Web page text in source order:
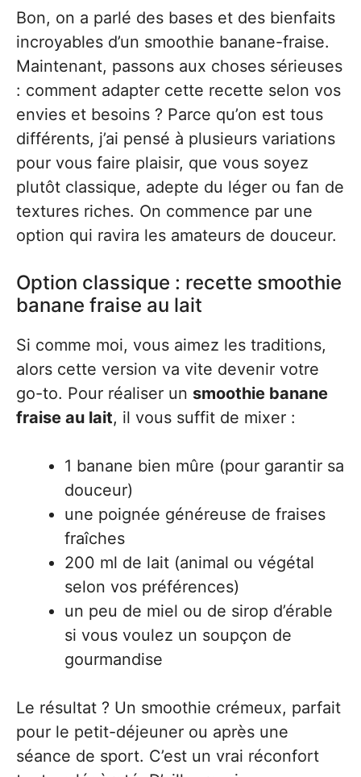
Bon, on a parlé des bases et des bienfaits
incroyables d’un smoothie banane-fraise.
Maintenant, passons aux choses sérieuses
: comment adapter cette recette selon vos
envies et besoins ? Parce qu’on est tous
différents, j’ai pensé à plusieurs variations
pour vous faire plaisir, que vous soyez
plutôt classique, adepte du léger ou fan de
textures riches. On commence par une
option qui ravira les amateurs de douceur.
Option classique : recette smoothie
banane fraise au lait
Si comme moi, vous aimez les traditions,
alors cette version va vite devenir votre
go-to. Pour réaliser un smoothie banane
fraise au lait, il vous suffit de mixer :
1 banane bien mûre (pour garantir sa
douceur)
une poignée généreuse de fraises
fraîches
200 ml de lait (animal ou végétal
selon vos préférences)
un peu de miel ou de sirop d’érable
si vous voulez un soupçon de
gourmandise
Le résultat ? Un smoothie crémeux, parfait
pour le petit-déjeuner ou après une
séance de sport. C’est un vrai réconfort